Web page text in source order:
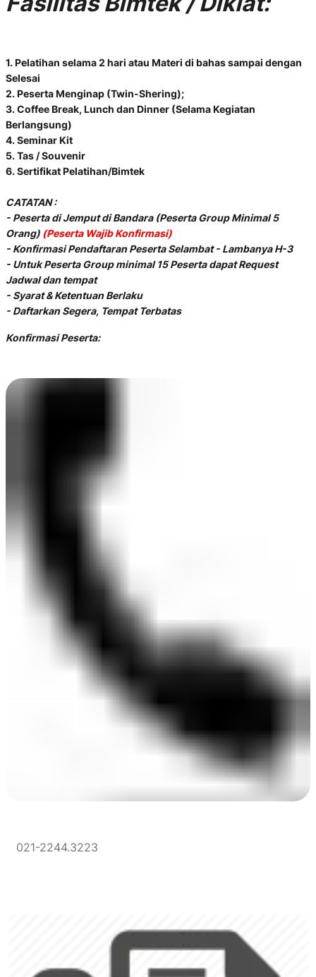
1. Pelatihan selama 2 hari atau Materi di bahas sampai dengan
Selesai
2. Peserta Menginap (Twin-Shering);
3. Coffee Break, Lunch dan Dinner (Selama Kegiatan
Berlangsung)
4. Seminar Kit
5. Tas / Souvenir
6. Sertifikat Pelatihan/Bimtek
CATATAN :
- Peserta di Jemput di Bandara (Peserta Group Minimal 5
Orang) (Peserta Wajib Konfirmasi)
- Konfirmasi Pendaftaran Peserta Selambat - Lambanya H-3
- Untuk Peserta Group minimal 15 Peserta dapat Request
Jadwal dan tempat
- Syarat & Ketentuan Berlaku
- Daftarkan Segera, Tempat Terbatas
Konfirmasi Peserta:
021-2244.3223